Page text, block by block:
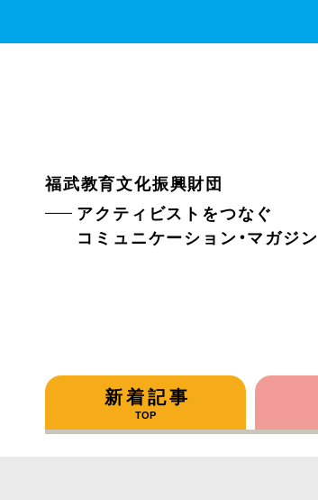
福武教育文化振興財団
アクティビストをつなぐ
コミュニケーション・マガジン
新着記事
TOP